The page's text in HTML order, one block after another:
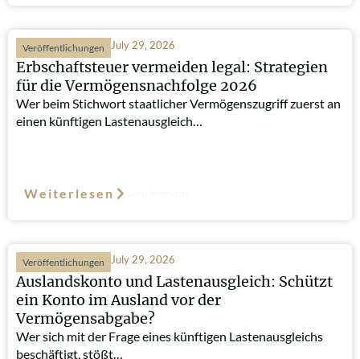
Veröffentlichungen July 29, 2026
Erbschaftsteuer vermeiden legal: Strategien
für die Vermögensnachfolge 2026
Wer beim Stichwort staatlicher Vermögenszugriff zuerst an
einen künftigen Lastenausgleich…
Weiterlesen
Veröffentlichungen July 29, 2026
Auslandskonto und Lastenausgleich: Schützt
ein Konto im Ausland vor der
Vermögensabgabe?
Wer sich mit der Frage eines künftigen Lastenausgleichs
beschäftigt, stößt…